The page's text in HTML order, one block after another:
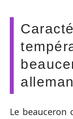
Le beauceron